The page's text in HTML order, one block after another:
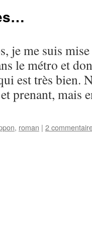
je me suis
le métro et
est très bien.
prenant,
, roman | 2